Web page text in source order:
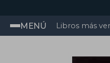
MENÚ Libros más